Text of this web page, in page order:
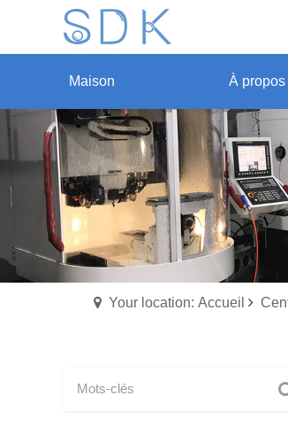
Maison À
Your location: Accueil